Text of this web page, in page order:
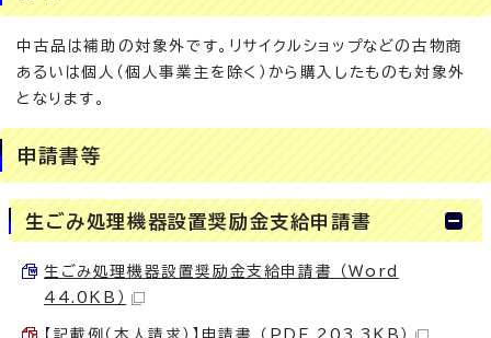
中古品は補助の対象外です。リサイクルショップなどの古物商
あるいは個人（個人事業主を除く）から購入したものも対象外
となります。
申請書等
生ごみ処理機器設置奨励金支給申請書
生ごみ処理機器設置奨励金支給申請書 （Word
44.0KB）
【記載例（本人請求）】申請書 （PDF 203.3KB）